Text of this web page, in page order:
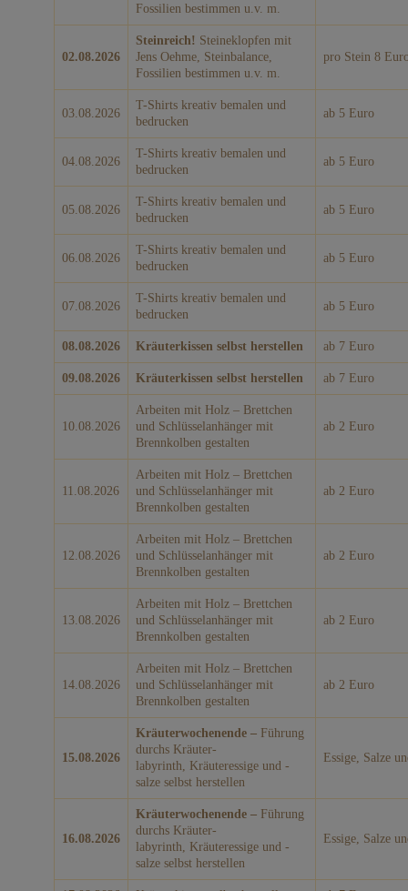
Fossilien bestimmen u.v. m.
02.08.2026
Steinreich! Steineklopfen mit
Jens Oehme, Steinbalance,
Fossilien bestimmen u.v. m.
pro Stein 8
03.08.2026
T-Shirts kreativ bemalen und
bedrucken
ab 5 Euro
04.08.2026
T-Shirts kreativ bemalen und
bedrucken
ab 5 Euro
05.08.2026
T-Shirts kreativ bemalen und
bedrucken
ab 5 Euro
06.08.2026
T-Shirts kreativ bemalen und
bedrucken
ab 5 Euro
07.08.2026
T-Shirts kreativ bemalen und
bedrucken
ab 5 Euro
08.08.2026 Kräuterkissen selbst herstellen ab 7 Euro
09.08.2026 Kräuterkissen selbst herstellen ab 7 Euro
10.08.2026
Arbeiten mit Holz – Brettchen
und Schlüsselanhänger mit
Brennkolben gestalten
ab 2 Euro
11.08.2026
Arbeiten mit Holz – Brettchen
und Schlüsselanhänger mit
Brennkolben gestalten
ab 2 Euro
12.08.2026
Arbeiten mit Holz – Brettchen
und Schlüsselanhänger mit
Brennkolben gestalten
ab 2 Euro
13.08.2026
Arbeiten mit Holz – Brettchen
und Schlüsselanhänger mit
Brennkolben gestalten
ab 2 Euro
14.08.2026
Arbeiten mit Holz – Brettchen
und Schlüsselanhänger mit
Brennkolben gestalten
ab 2 Euro
15.08.2026
Kräuterwochenende – Führung
durchs Kräuter-
labyrinth, Kräuteressige und -
salze selbst herstellen
Essige, Salze
16.08.2026
Kräuterwochenende – Führung
durchs Kräuter-
labyrinth, Kräuteressige und -
salze selbst herstellen
Essige, Salze